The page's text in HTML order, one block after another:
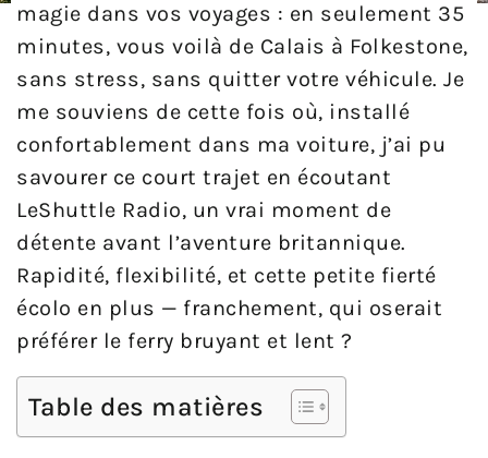
magie dans vos voyages : en seulement 35
minutes, vous voilà de Calais à Folkestone,
sans stress, sans quitter votre véhicule. Je
me souviens de cette fois où, installé
confortablement dans ma voiture, j’ai pu
savourer ce court trajet en écoutant
LeShuttle Radio, un vrai moment de
détente avant l’aventure britannique.
Rapidité, flexibilité, et cette petite fierté
écolo en plus — franchement, qui oserait
préférer le ferry bruyant et lent ?
Table des matières